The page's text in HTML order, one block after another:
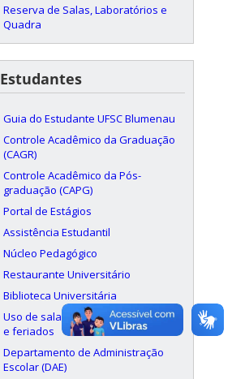
Reserva de Salas, Laboratórios e
Quadra
Estudantes
Guia do Estudante UFSC Blumenau
Controle Acadêmico da Graduação
(CAGR)
Controle Acadêmico da Pós-
graduação (CAPG)
Portal de Estágios
Assistência Estudantil
Núcleo Pedagógico
Restaurante Universitário
Biblioteca Universitária
Uso de salas aos finais de semana
e feriados
Departamento de Administração
Escolar (DAE)